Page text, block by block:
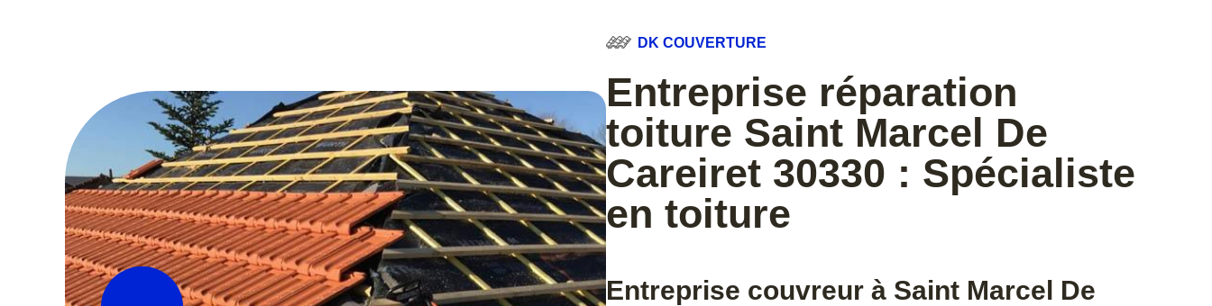
DK COUVERTURE
Entreprise réparation
toiture Saint Marcel De
Careiret 30330 : Spécialiste
en toiture
Entreprise couvreur à Saint Marcel De